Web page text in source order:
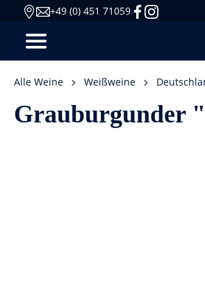
+49 (0) 451 71059
Alle Weine Weißweine
Grauburgunder